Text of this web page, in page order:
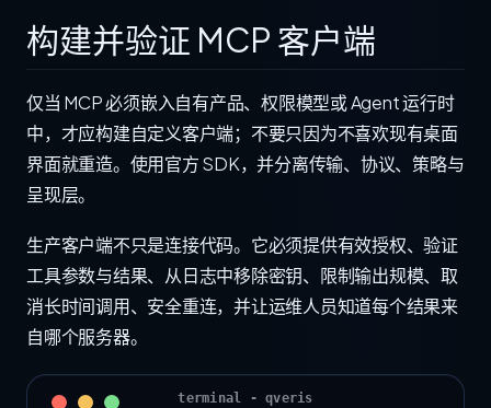
构建并验证 MCP 客户端
仅当 MCP 必须嵌入自有产品、权限模型或 Agent 运行时
中，才应构建自定义客户端；不要只因为不喜欢现有桌面
界面就重造。使用官方 SDK，并分离传输、协议、策略与
呈现层。
生产客户端不只是连接代码。它必须提供有效授权、验证
工具参数与结果、从日志中移除密钥、限制输出规模、取
消长时间调用、安全重连，并让运维人员知道每个结果来
自哪个服务器。